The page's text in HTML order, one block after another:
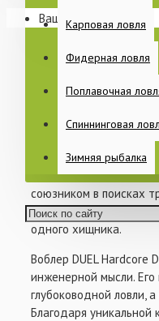
Раскладушки
ПИТАНИЕ
КАТУШКИ
БЫТ НА РЫБАЛКЕ
Карповая ловля
Фидерная ловля
Поплавочная
Спиннинговая
Зимняя рыбалка
Ваша корзина пуста!
В закладки В
Погрузитесь в мир
от легендарного
союзником в поисках
округлая форма и
одного хищника.
Воблер DUEL Hardcore
инженерной мысли.
глубоководной ловли,
Благодаря